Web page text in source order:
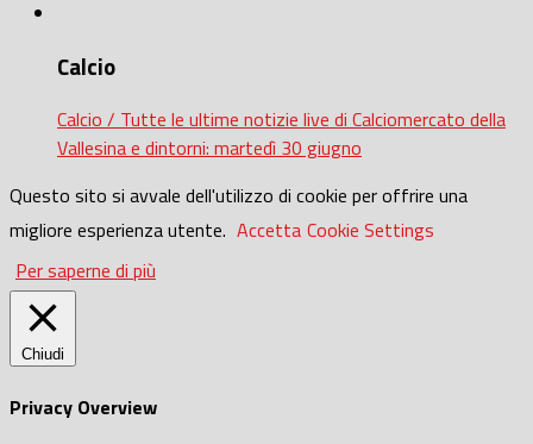
Calcio
Calcio / Tutte le ultime notizie live di Calciomercato della
Vallesina e dintorni: martedì 30 giugno
Questo sito si avvale dell'utilizzo di cookie per offrire una
migliore esperienza utente. Accetta Cookie Settings
Per saperne di più
Chiudi
Privacy Overview